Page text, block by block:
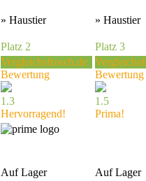
» Haustier » Haustier
Platz 2 Platz 3
Vergleichsfrosch.de
Bewertung
1.3
Hervorragend!
Bewertung
1.5
Prima!
Auf Lager Auf Lager